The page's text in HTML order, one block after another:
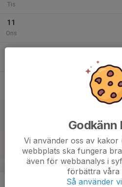
Tis
11
Ons
v.47
Godkänn
Vi använder oss av
webbplats ska fungera
även för webbanalys i
förbättra våra
Så använder